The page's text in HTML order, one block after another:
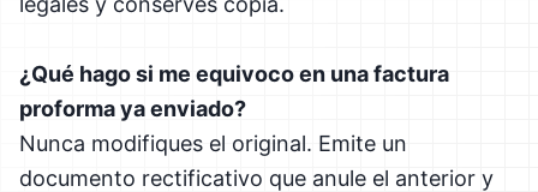
¿Qué hago si me equivoco en una factura
proforma ya enviado?
Nunca modifiques el original. Emite un
documento rectificativo que anule el anterior y